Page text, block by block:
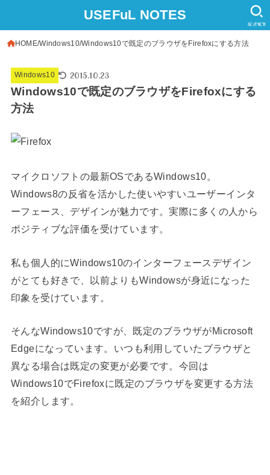
USEFuL NOTES
SEARCH
HOME Windows10 Windows10で既定のブラウザをFirefoxにする方法
Windows10 2015.10.23
Windows10で既定のブラウザをFirefoxにする
方法
マイクロソフトの最新OSであるWindows10。
Windows8の反省を活かした使いやすいユーザーインタ
ーフェース、デザインが魅力です。実際に多くの人から
ポジティブな評価を受けています。
私も個人的にWindows10のインターフェースデザイン
がとても好きで、以前よりもWindowsが身近になった
印象を受けています。
そんなWindows10ですが、既定のブラウザがMicrosoft
Edgeになっています。いつも利用していたブラウザと
異なる場合は既定の変更が必要です。今回は
Windows10でFirefoxに既定のブラウザを変更する方法
を紹介します。